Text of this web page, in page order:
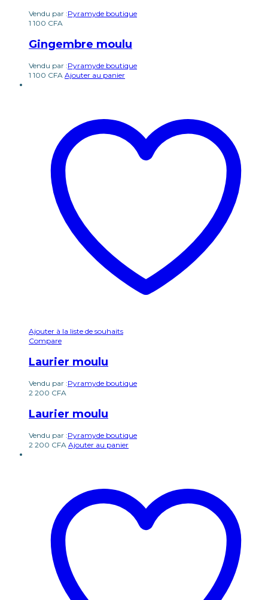
Vendu par :Pyramyde boutique
1 100 CFA
Gingembre moulu
Vendu par :Pyramyde boutique
1 100 CFA Ajouter au panier
Ajouter à la liste de souhaits
Compare
Laurier moulu
Vendu par :Pyramyde boutique
2 200 CFA
Laurier moulu
Vendu par :Pyramyde boutique
2 200 CFA Ajouter au panier